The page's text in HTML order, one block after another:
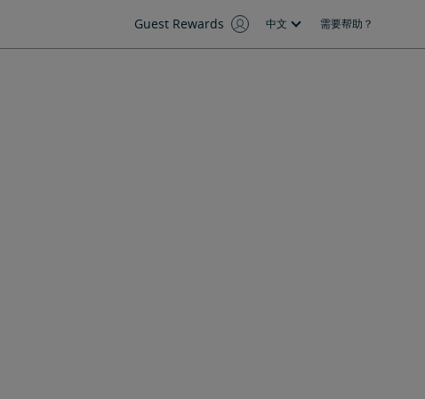
Guest Rewards 中文 需要帮助？